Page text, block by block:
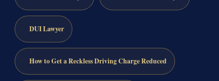
DUI Lawyer
How to Get a Reckless Driving Charge Reduced